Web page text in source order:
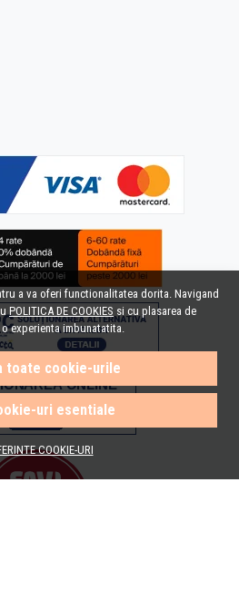
a va oferi functionalitatea dorita. Navigand
POLITICA DE COOKIES si cu plasarea de
experienta imbunatatita.
toate cookie-urile
uri esentiale
COOKIE-URI